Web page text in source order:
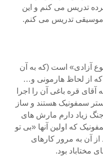
تدریس می کنم و این
تدریس می کنم.
آزادی» است (که به آن
از لحاظ هارمونی و…
قره باغی آن را اجرا
سمفونیک هستند و ساز
جنگ زیاد دارم مارش های
که اولین آنها «بی تو
از آن به مرور کارهای
مختاباد بود.